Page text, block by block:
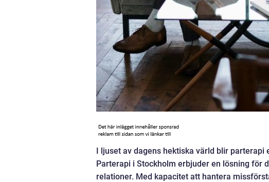
I ljuset av dagens hektiska värld blir
Parterapi i Stockholm erbjuder en lösning för
relationer. Med kapacitet att hantera